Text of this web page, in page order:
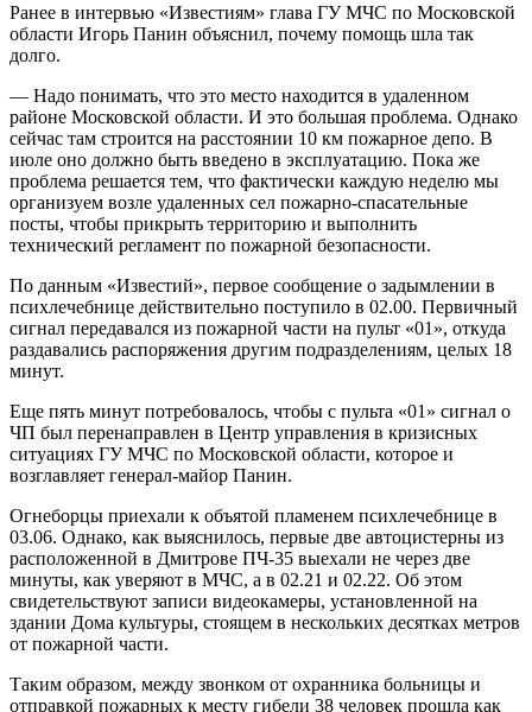
Ранее в интервью «Известиям» глава ГУ МЧС по Московской
области Игорь Панин объяснил, почему помощь шла так
долго.
— Надо понимать, что это место находится в удаленном
районе Московской области. И это большая проблема. Однако
сейчас там строится на расстоянии 10 км пожарное депо. В
июле оно должно быть введено в эксплуатацию. Пока же
проблема решается тем, что фактически каждую неделю мы
организуем возле удаленных сел пожарно-спасательные
посты, чтобы прикрыть территорию и выполнить
технический регламент по пожарной безопасности.
По данным «Известий», первое сообщение о задымлении в
психлечебнице действительно поступило в 02.00. Первичный
сигнал передавался из пожарной части на пульт «01», откуда
раздавались распоряжения другим подразделениям, целых 18
минут.
Еще пять минут потребовалось, чтобы с пульта «01» сигнал о
ЧП был перенаправлен в Центр управления в кризисных
ситуациях ГУ МЧС по Московской области, которое и
возглавляет генерал-майор Панин.
Огнеборцы приехали к объятой пламенем психлечебнице в
03.06. Однако, как выяснилось, первые две автоцистерны из
расположенной в Дмитрове ПЧ-35 выехали не через две
минуты, как уверяют в МЧС, а в 02.21 и 02.22. Об этом
свидетельствуют записи видеокамеры, установленной на
здании Дома культуры, стоящем в нескольких десятках метров
от пожарной части.
Таким образом, между звонком от охранника больницы и
отправкой пожарных к месту гибели 38 человек прошла как